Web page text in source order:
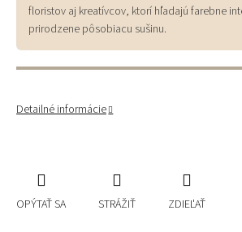
floristov aj kreatívcov, ktorí hľadajú farebne
prirodzene pôsobiacu sušinu.
Detailné informácie
OPÝTAŤ SA STRÁŽIŤ ZDIEĽAŤ